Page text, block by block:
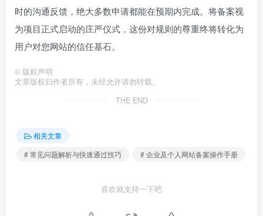
时的沟通反馈，绝大多数申请都能在预期内完成。将备案视
为项目正式启动的庄严仪式，这份对规则的尊重终将转化为
用户对您网站的信任基石。
© 版权声明
文章版权归作者所有，未经允许请勿转载。
THE END
相关文章
# 常见问题解析与快速通过技巧
# 企业及个人网站备案操作手册
喜欢就支持一下吧